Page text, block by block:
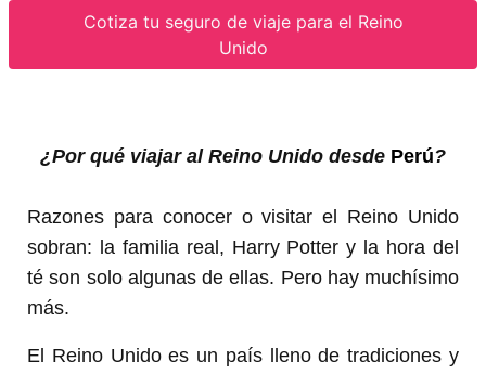
Cotiza tu seguro de viaje para el Reino
Unido
¿Por qué viajar al Reino Unido desde Perú?
Razones para conocer o visitar el Reino Unido
sobran: la familia real, Harry Potter y la hora del
té son solo algunas de ellas. Pero hay muchísimo
más.
El Reino Unido es un país lleno de tradiciones y